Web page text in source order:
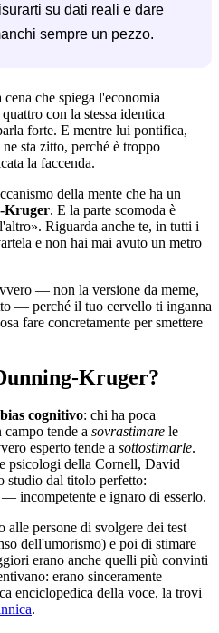
su dati reali e dare
sempre un pezzo.
che spiega l'economia
con la stessa identica
forte. E mentre lui pontifica,
sta zitto, perché è troppo
la faccenda.
della mente che ha un
Kruger. E la parte scomoda è
Riguarda anche te, in tutti i
e non hai mai avuto un metro
— non la versione da meme,
— perché il tuo cervello ti inganna
fare concretamente per smettere
Kruger?
bias cognitivo: chi ha poca
campo tende a sovrastimare le
esperto tende a sottostimarle.
psicologi della Cornell, David
studio dal titolo perfetto:
— incompetente e ignaro di esserlo.
alle persone di svolgere dei test
dell'umorismo) e poi di stimare
erano anche quelli più convinti
erano sinceramente
enciclopedica della voce, la trovi
.